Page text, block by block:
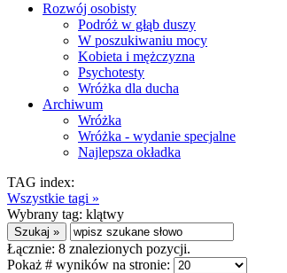
Rozwój osobisty
Podróż w głąb duszy
W poszukiwaniu mocy
Kobieta i mężczyzna
Psychotesty
Wróżka dla ducha
Archiwum
Wróżka
Wróżka - wydanie specjalne
Najlepsza okładka
TAG index:
Wszystkie tagi »
Wybrany tag: klątwy
Łącznie: 8 znalezionych pozycji.
Pokaż # wyników na stronie: